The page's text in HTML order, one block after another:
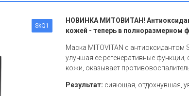
SkQ1
НОВИНКА МИТОВИТАН!
кожей - теперь в полноразмерном
Маска MITOVITAN с
улучшая ее регенеративные
кожи, оказывает
Результат: сияющая, отдохнувшая,